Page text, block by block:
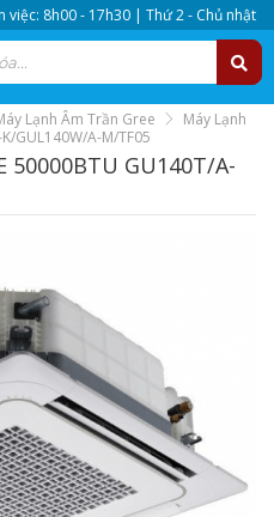
việc: 8h00 - 17h30 | Thứ 2 - Chủ nhật
Lạnh Âm Trần Gree
Máy Lạnh
GUL140W/A-M/TF05
50000BTU GU140T/A-